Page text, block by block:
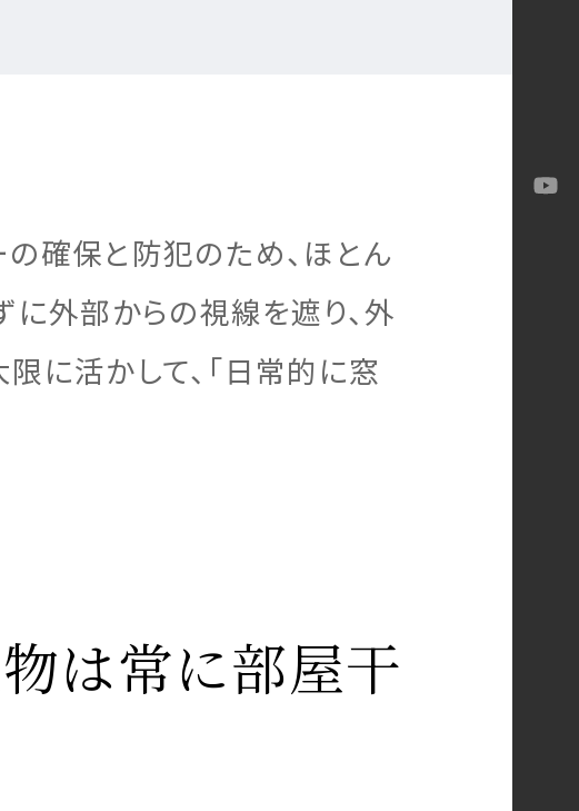
確保と防犯のため、ほとん
に外部からの視線を遮り、外
に活かして、「日常的に窓
は常に部屋干